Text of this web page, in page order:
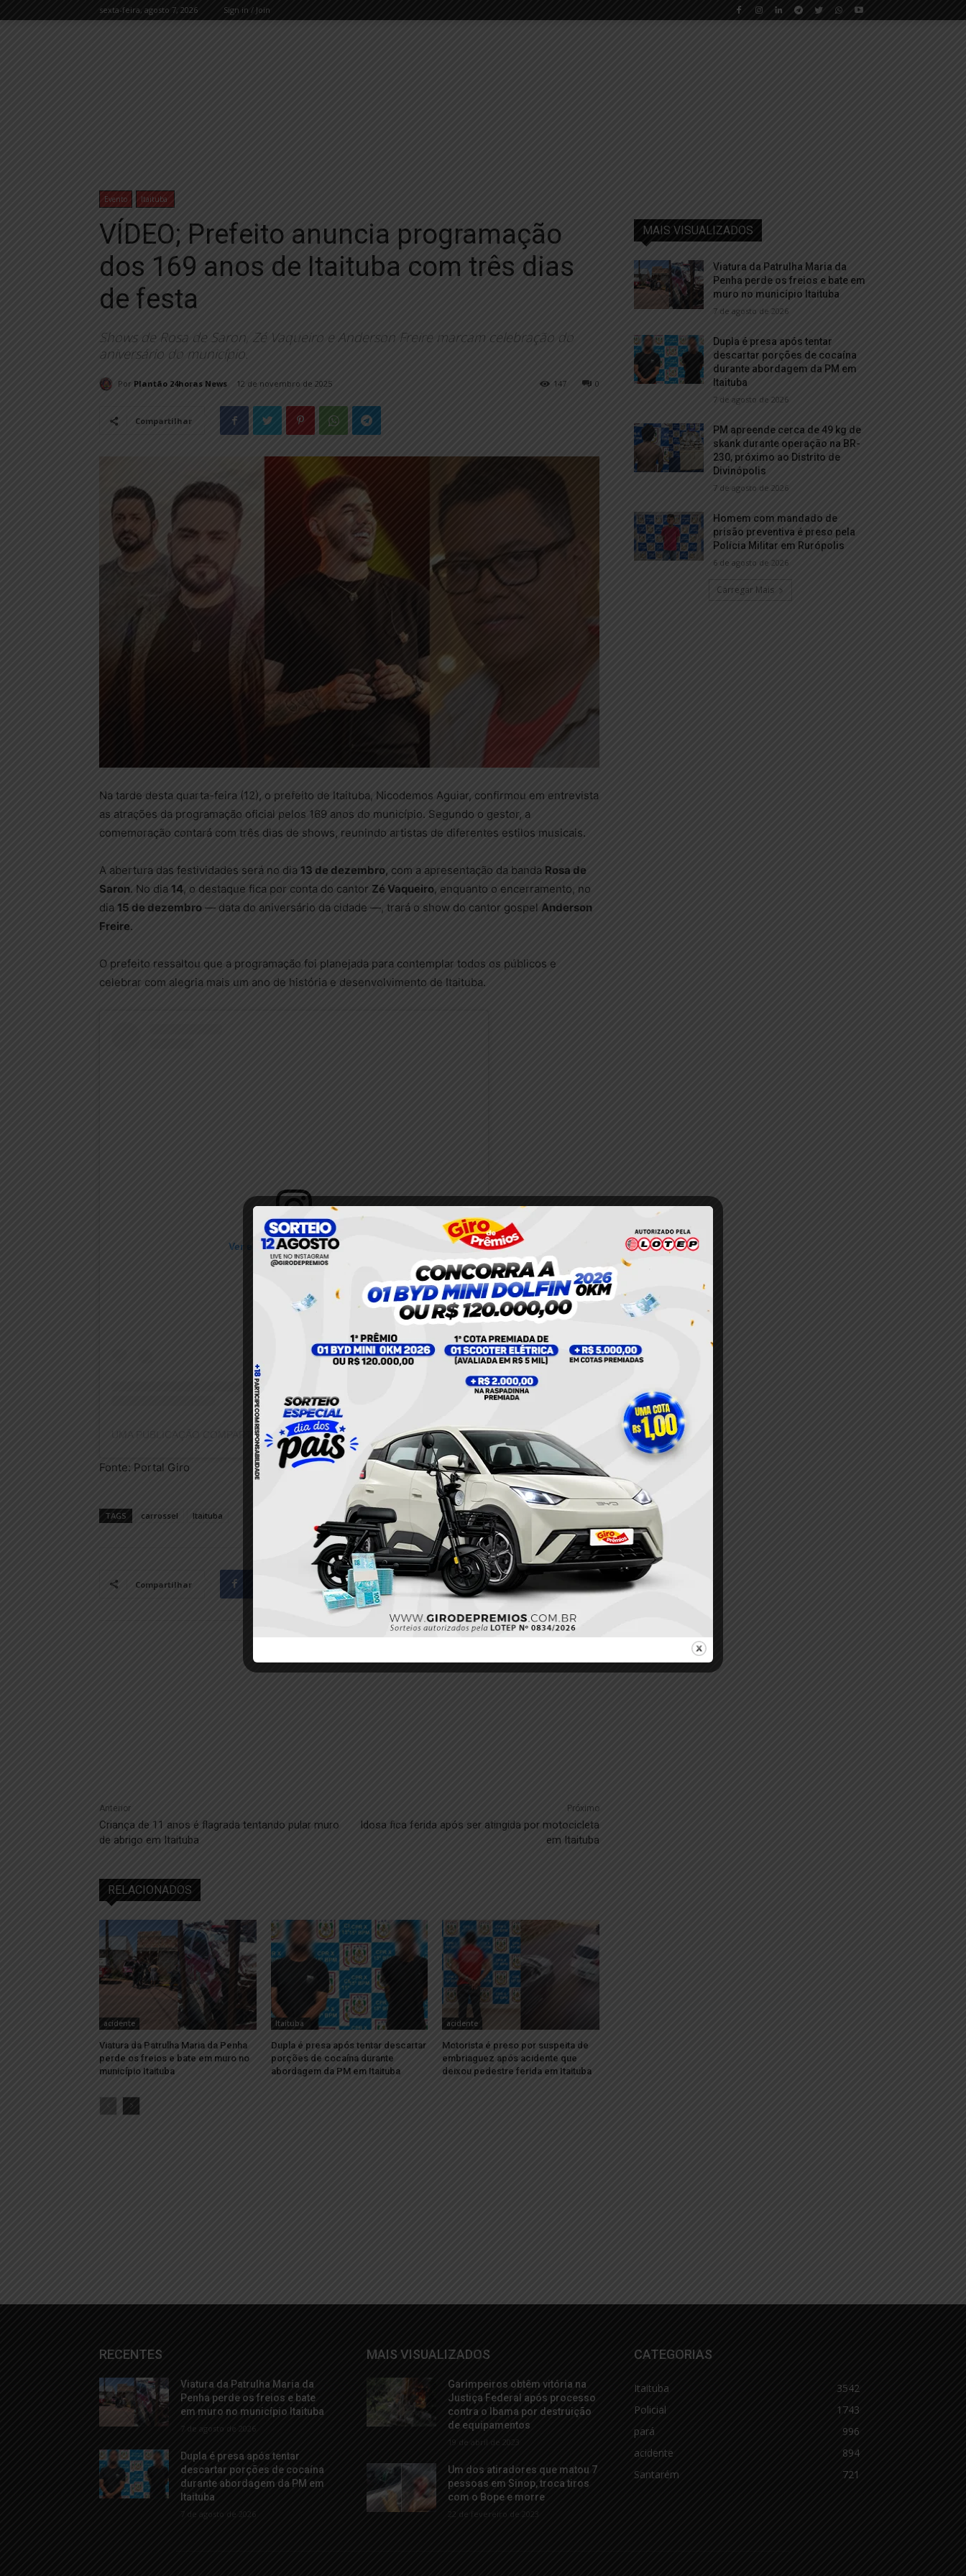
sexta-feira, agosto 7, 2026 Sign in / Join
Evento Itaituba
VÍDEO; Prefeito anuncia programação
dos 169 anos de Itaituba com três dias
de festa
Shows de Rosa de Saron, Zé Vaqueiro e Anderson Freire marcam celebração do
aniversário do município.
Por Plantão 24horas News 12 de novembro de 2025 0
147
Compartilhar
Na tarde desta quarta-feira (12), o prefeito de Itaituba, Nicodemos Aguiar, confirmou em entrevista
as atrações da programação oficial pelos 169 anos do município. Segundo o gestor, a
comemoração contará com três dias de shows, reunindo artistas de diferentes estilos musicais.
A abertura das festividades será no dia 13 de dezembro, com a apresentação da banda Rosa de
Saron. No dia 14, o destaque fica por conta do cantor Zé Vaqueiro, enquanto o encerramento, no
dia 15 de dezembro — data do aniversário da cidade —, trará o show do cantor gospel Anderson
Freire.
O prefeito ressaltou que a programação foi planejada para contemplar todos os públicos e
celebrar com alegria mais um ano de história e desenvolvimento de Itaituba.
Ver essa foto no Instagram
UMA PUBLICAÇÃO COMPARTILHADA POR PLANTÃO 24HORAS NEWS (@PLANTAO24HORASNEWS)
Fonte: Portal Giro
TAGS carrossel Itaituba
Compartilhar Twitter Pinterest
Anterior
Criança de 11 anos é flagrada tentando pular muro
de abrigo em Itaituba
Próximo
Idosa fica ferida após ser atingida por motocicleta
em Itaituba
RELACIONADOS
acidente
Viatura da Patrulha Maria da Penha
perde os freios e bate em muro no
município Itaituba
Itaituba
Dupla é presa após tentar descartar
porções de cocaína durante
abordagem da PM em Itaituba
acidente
Motorista é preso por suspeita de
embriaguez após acidente que
deixou pedestre ferida em Itaituba
MAIS VISUALIZADOS
Viatura da Patrulha Maria da
Penha perde os freios e bate em
muro no município Itaituba
7 de agosto de 2026
Dupla é presa após tentar
descartar porções de cocaína
durante abordagem da PM em
Itaituba
7 de agosto de 2026
PM apreende cerca de 49 kg de
skank durante operação na BR-
230, próximo ao Distrito de
Divinópolis
7 de agosto de 2026
Homem com mandado de
prisão preventiva é preso pela
Polícia Militar em Rurópolis
6 de agosto de 2026
Carregar Mais
RECENTES
Viatura da Patrulha Maria da
Penha perde os freios e bate
em muro no município Itaituba
7 de agosto de 2026
Dupla é presa após tentar
descartar porções de cocaína
durante abordagem da PM em
Itaituba
7 de agosto de 2026
MAIS VISUALIZADOS
Garimpeiros obtêm vitória na
Justiça Federal após processo
contra o Ibama por destruição
de equipamentos
19 de abril de 2023
Um dos atiradores que matou 7
pessoas em Sinop, troca tiros
com o Bope e morre
22 de fevereiro de 2023
CATEGORIAS
Itaituba
3542
Policial
1743
pará
996
acidente
894
Santarém
721